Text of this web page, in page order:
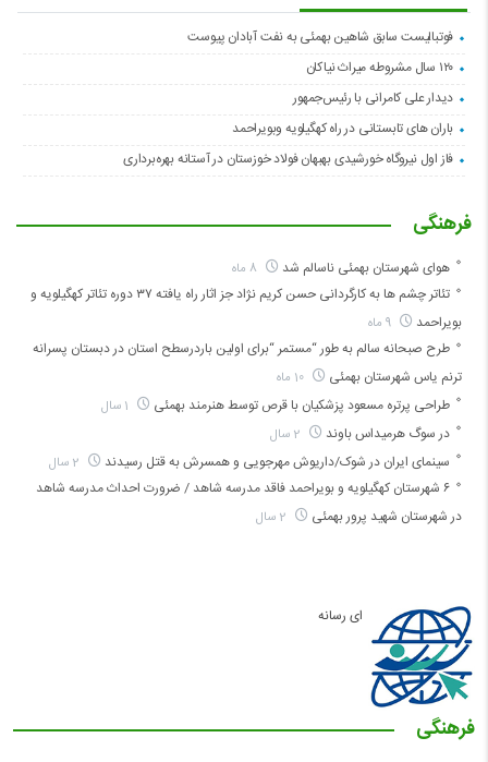
فوتبالیست سابق شاهین بهمئی به نفت آبادان پیوست
۱۲۰ سال مشروطه میراث نیاکان
دیدار علی کامرانی با رئیس‌جمهور
باران های تابستانی در راه کهگیلویه وبویراحمد
فاز اول نیروگاه خورشیدی بهبهان فولاد خوزستان در آستانه بهره‌برداری
فرهنگی
هوای شهرستان بهمئی ناسالم شد
تئاتر چشم ها به کارگردانی حسن کریم نژاد جز اثار راه یافته ۳۷ دوره تئاتر کهگیلویه و
بویراحمد
طرح صبحانه سالم به طور “مستمر “برای اولین باردرسطح استان در دبستان پسرانه
ترنم یاس شهرستان بهمئی
طراحی پرتره مسعود پزشکیان با قرص توسط هنرمند بهمئی
در سوگ هرمیداس باوند
سینمای ایران در شوک/داریوش مهرجویی و همسرش به قتل رسیدند
۶ شهرستان کهگیلویه و بویراحمد فاقد مدرسه شاهد / ضرورت احداث مدرسه شاهد
در شهرستان شهید پرور بهمئی
فرهنگی
ای رسانه